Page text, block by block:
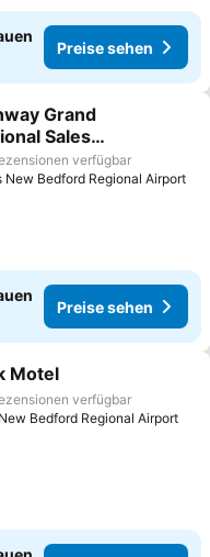
Preise sehen
hinzufügen
Grand
Sales
verfügbar
New Bedford Regional Airport
Preise sehen
hinzufügen
Motel
verfügbar
Bedford Regional Airport